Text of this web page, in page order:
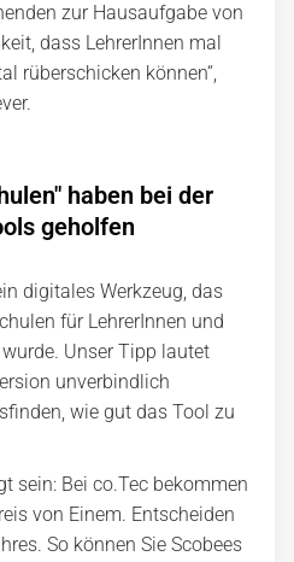
zur Hausaufgabe von
dass LehrerInnen mal
rüberschicken können“,
haben bei der
geholfen
digitales Werkzeug, das
für LehrerInnen und
Unser Tipp lautet
unverbindlich
wie gut das Tool zu
sein: Bei co.Tec bekommen
von Einem. Entscheiden
So können Sie Scobees